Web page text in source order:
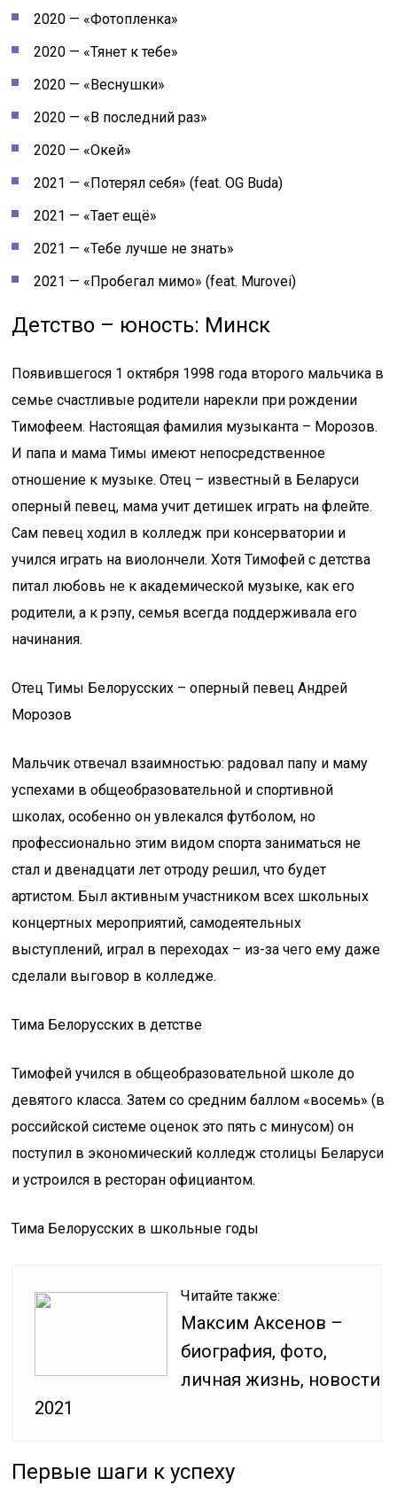
2020 — «Фотопленка»
2020 — «Тянет к тебе»
2020 — «Веснушки»
2020 — «В последний раз»
2020 — «Окей»
2021 — «Потерял себя» (feat. OG Buda)
2021 — «Тает ещё»
2021 — «Тебе лучше не знать»
2021 — «Пробегал мимо» (feat. Murovei)
Детство – юность: Минск
Появившегося 1 октября 1998 года второго мальчика в
семье счастливые родители нарекли при рождении
Тимофеем. Настоящая фамилия музыканта – Морозов.
И папа и мама Тимы имеют непосредственное
отношение к музыке. Отец – известный в Беларуси
оперный певец, мама учит детишек играть на флейте.
Сам певец ходил в колледж при консерватории и
учился играть на виолончели. Хотя Тимофей с детства
питал любовь не к академической музыке, как его
родители, а к рэпу, семья всегда поддерживала его
начинания.
Отец Тимы Белорусских – оперный певец Андрей
Морозов
Мальчик отвечал взаимностью: радовал папу и маму
успехами в общеобразовательной и спортивной
школах, особенно он увлекался футболом, но
профессионально этим видом спорта заниматься не
стал и двенадцати лет отроду решил, что будет
артистом. Был активным участником всех школьных
концертных мероприятий, самодеятельных
выступлений, играл в переходах – из-за чего ему даже
сделали выговор в колледже.
Тима Белорусских в детстве
Тимофей учился в общеобразовательной школе до
девятого класса. Затем со средним баллом «восемь» (в
российской системе оценок это пять с минусом) он
поступил в экономический колледж столицы Беларуси
и устроился в ресторан официантом.
Тима Белорусских в школьные годы
Читайте также:
Максим Аксенов –
биография, фото,
личная жизнь, новости
2021
Первые шаги к успеху